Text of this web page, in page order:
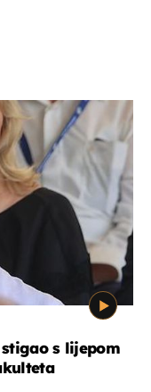
s lijepom